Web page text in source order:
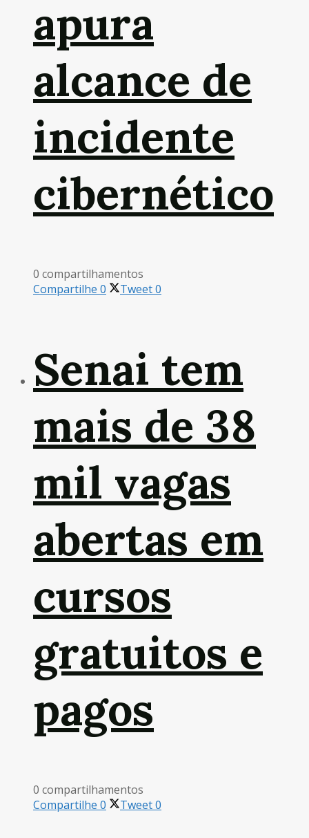
apura
alcance de
incidente
cibernético
0 compartilhamentos
Compartilhe 0 Tweet0
Senai tem
mais de 38
mil vagas
abertas em
cursos
gratuitos e
pagos
0 compartilhamentos
Compartilhe 0 Tweet0